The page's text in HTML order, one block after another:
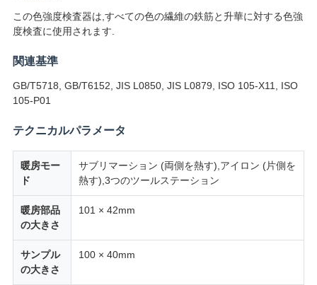
し
な
さ
い
ニ
ュ
ー
ス
この色強度検査器は,すべての色の繊維の鉄筋と升華に対する色強
度検査に使用されます.
関連基準
GB/T5718, GB/T6152, JIS L0850, JIS L0879, ISO 105-X11, ISO
105-P01
テクニカルパラメータ
暖房モー
ド
サブリマーション (両側を熱す),アイロン (片側を
熱す),3つのツールステーション
暖房部品
の大きさ
101 × 42mm
サンプル
の大きさ
100 × 40mm